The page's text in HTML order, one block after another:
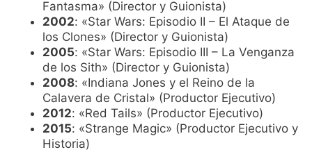
Fantasma» (Director y Guionista)
2002: «Star Wars: Episodio II – El Ataque de
los Clones» (Director y Guionista)
2005: «Star Wars: Episodio III – La Venganza
de los Sith» (Director y Guionista)
2008: «Indiana Jones y el Reino de la
Calavera de Cristal» (Productor Ejecutivo)
2012: «Red Tails» (Productor Ejecutivo)
2015: «Strange Magic» (Productor Ejecutivo y
Historia)